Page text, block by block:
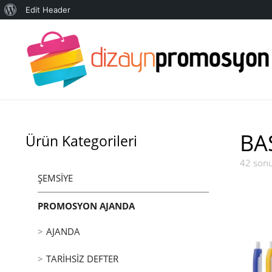
42
Ürün Kategorileri
ŞEMSIYE
PROMOSYON AJANDA
AJANDA
TARIHSIZ DEFTER
WordPress
Edit Header